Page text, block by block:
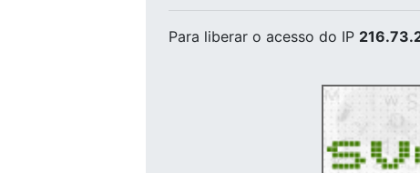
Para liberar o acesso do IP